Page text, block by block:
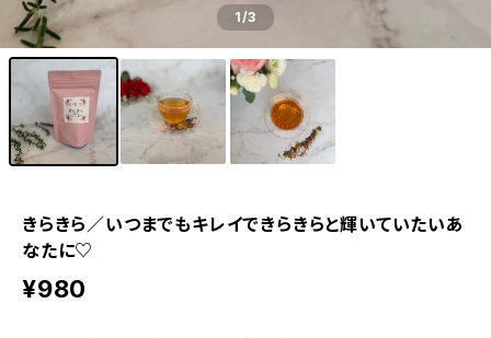
1/3
きらきら／いつまでもキレイできらきらと輝いていたいあ
なたに♡
¥980